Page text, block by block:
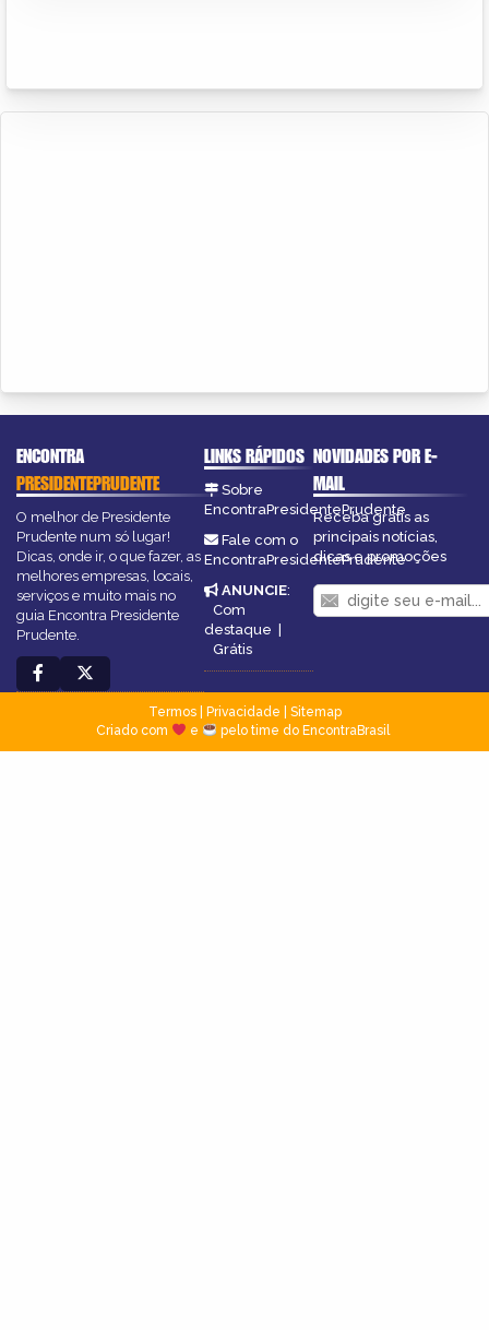
ENCONTRA
PRESIDENTEPRUDENTE
O melhor de Presidente
Prudente num só lugar!
Dicas, onde ir, o que fazer, as
melhores empresas, locais,
serviços e muito mais no
guia Encontra Presidente
Prudente.
LINKS RÁPIDOS
Sobre
EncontraPresidentePrudente
Fale com o
EncontraPresidentePrudente
ANUNCIE:
Com
destaque |
Grátis
NOVIDADES POR E-
MAIL
Receba grátis as
principais notícias,
dicas e promoções
Termos| Privacidade
Sitemap
Criado com
e pelo time do EncontraBrasil